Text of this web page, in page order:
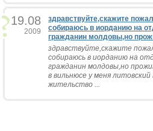
19.08
2009
здравствуйте,скажите
собираюсь в иорданию на
гражданин молдовы,но
здравствуйте,скажите
собираюсь в иорданию на
гражданин молдовы,но
в вильнюсе у меня литовский
жительство ...